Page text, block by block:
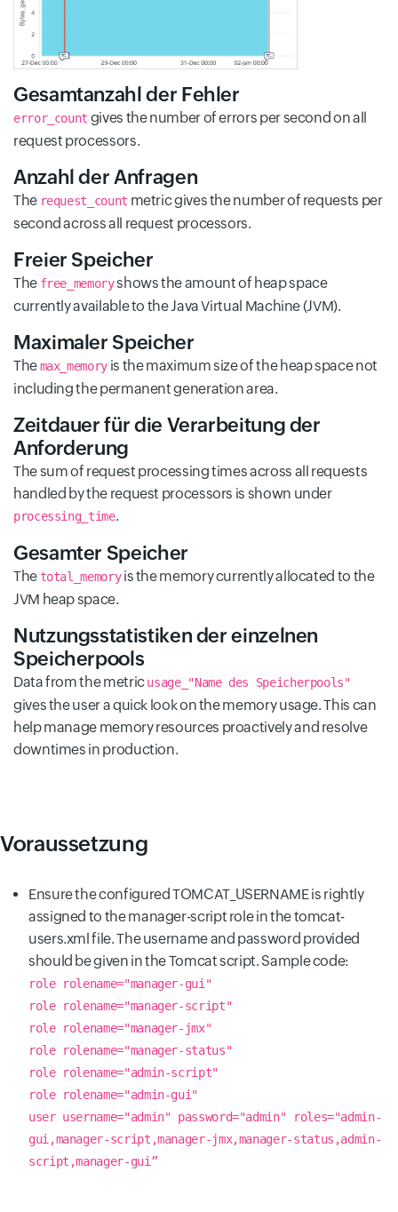
Gesamtanzahl der Fehler
error_count gives the number of errors per second on all
request processors.
Anzahl der Anfragen
The request_count metric gives the number of requests per
second across all request processors.
Freier Speicher
The free_memoryshows the amount of heap space
currently available to the Java Virtual Machine (JVM).
Maximaler Speicher
Themax_memoryis the maximum size of the heap space not
including the permanent generation area.
Zeitdauer für die Verarbeitung der
Anforderung
The sum of request processing times across all requests
handled by the request processors is shown under
processing_time.
Gesamter Speicher
The total_memoryis the memory currently allocated to the
JVM heap space.
Nutzungsstatistiken der einzelnen
Speicherpools
Data from the metricusage_"Name des Speicherpools"
gives the user a quick look on the memory usage. This can
help manage memory resources proactively and resolve
downtimes in production.
Voraussetzung
Ensure the configured TOMCAT_USERNAME is rightly
assigned to the manager-script role in the tomcat-
users.xml file. The username and password provided
should be given in the Tomcat script. Sample code:
role rolename="manager-gui"
role rolename="manager-script"
role rolename="manager-jmx"
role rolename="manager-status"
role rolename="admin-script"
role rolename="admin-gui"
user username="admin" password="admin" roles="admin-
gui,manager-script,manager-jmx,manager-status,admin-
script,manager-gui”